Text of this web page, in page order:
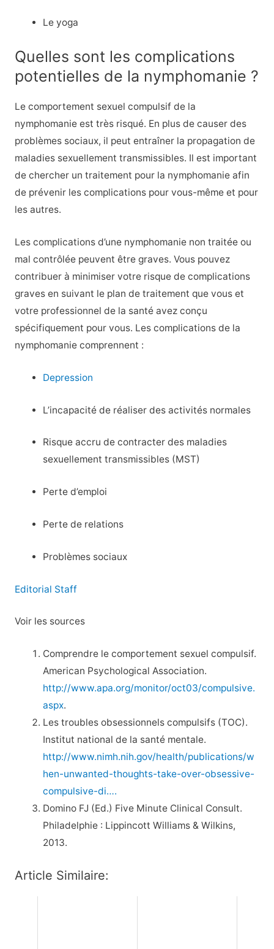
Le yoga
Quelles sont les complications
potentielles de la nymphomanie ?
Le comportement sexuel compulsif de la
nymphomanie est très risqué. En plus de causer des
problèmes sociaux, il peut entraîner la propagation de
maladies sexuellement transmissibles. Il est important
de chercher un traitement pour la nymphomanie afin
de prévenir les complications pour vous-même et pour
les autres.
Les complications d’une nymphomanie non traitée ou
mal contrôlée peuvent être graves. Vous pouvez
contribuer à minimiser votre risque de complications
graves en suivant le plan de traitement que vous et
votre professionnel de la santé avez conçu
spécifiquement pour vous. Les complications de la
nymphomanie comprennent :
Depression
L’incapacité de réaliser des activités normales
Risque accru de contracter des maladies
sexuellement transmissibles (MST)
Perte d’emploi
Perte de relations
Problèmes sociaux
Editorial Staff
Voir les sources
Comprendre le comportement sexuel compulsif.
American Psychological Association.
http://www.apa.org/monitor/oct03/compulsive.
aspx.
Les troubles obsessionnels compulsifs (TOC).
Institut national de la santé mentale.
http://www.nimh.nih.gov/health/publications/w
hen-unwanted-thoughts-take-over-obsessive-
compulsive-di….
Domino FJ (Ed.) Five Minute Clinical Consult.
Philadelphie : Lippincott Williams & Wilkins,
2013.
Article Similaire: